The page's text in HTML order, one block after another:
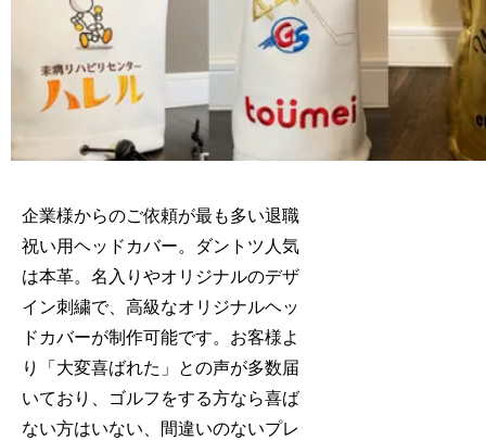
企業様からのご依頼が最も多い退職
祝い用ヘッドカバー。ダントツ人気
は本革。名入りやオリジナルのデザ
イン刺繍で、高級なオリジナルヘッ
ドカバーが制作可能です。お客様よ
り「大変喜ばれた」との声が多数届
いており、ゴルフをする方なら喜ば
ない方はいない、間違いのないプレ